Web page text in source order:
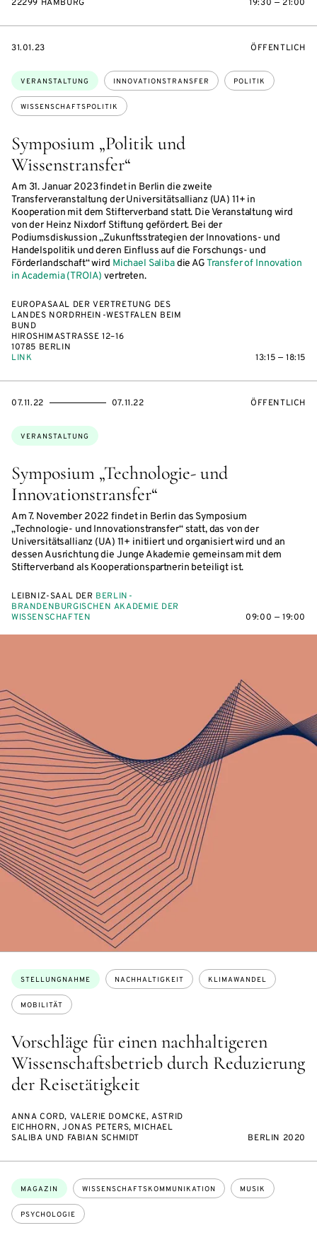
22299 HAMBURG 19:30 — 21:00
Symposium „Politik und
Wissenstransfer“
Am 31. Januar 2023 findet in Berlin die zweite
Transferveranstaltung der Universitätsallianz (UA) 11+ in
Kooperation mit dem Stifterverband statt. Die Veranstaltung wird
von der Heinz Nixdorf Stiftung gefördert. Bei der
Podiumsdiskussion „Zukunftsstrategien der Innovations- und
Handelspolitik und deren Einfluss auf die Forschungs- und
Förderlandschaft“ wird Michael Salibadie AGTransfer of Innovation
in Academia (TROIA) vertreten.
Themen:
VERANSTALTUNG INNOVATIONSTRANSFER POLITIK
WISSENSCHAFTSPOLITIK
EVENTBEGINSON
31.01.23 ÖFFENTLICH
EUROPASAAL DER VERTRETUNG DES
LANDES NORDRHEIN-WESTFALEN BEIM
BUND
HIROSHIMASTRASSE 12–16
10785 BERLIN
LINK
13:15 — 18:15
Symposium „Technologie- und
Innovationstransfer“
Am 7. November 2022 findet in Berlin das Symposium
„Technologie- und Innovationstransfer“ statt, das von der
Universitätsallianz (UA) 11+ initiiert und organisiert wird und an
dessen Ausrichtung die Junge Akademie gemeinsam mit dem
Stifterverband als Kooperationspartnerin beteiligt ist.
Themen:
VERANSTALTUNG
EVENTBEGINSON
07.11.22
EVENTENDSON 07.11.22 ÖFFENTLICH
LEIBNIZ-SAAL DER BERLIN-
BRANDENBURGISCHEN AKADEMIE DER
WISSENSCHAFTEN
09:00 — 19:00
Vorschläge für einen nachhaltigeren
Wissenschaftsbetrieb durch Reduzierung
der Reisetätigkeit
Themen:
STELLUNGNAHME NACHHALTIGKEIT KLIMAWANDEL
MOBILITÄT
ANNA CORD, VALERIE DOMCKE, ASTRID
EICHHORN, JONAS PETERS, MICHAEL
SALIBA UND FABIAN SCHMIDT
BERLIN 2020
Themen:
MAGAZIN WISSENSCHAFTSKOMMUNIKATION MUSIK
PSYCHOLOGIE